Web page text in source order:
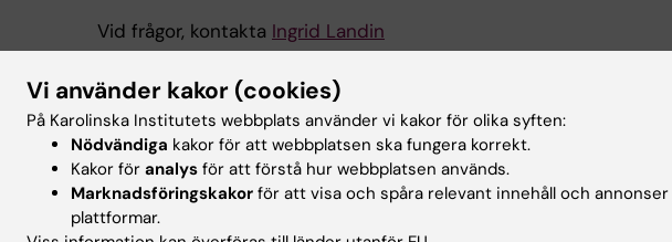
Vid frågor, kontakta Ingrid Landin
Grundutbildning i Acceptance and
commitment therapy, 7,5 hp
Detta är en kvalitetsgranskad ACT-utbildning för dig som arbetar
med psykologisk behandling. Du får träna dina färdigheter och
Vi använder kakor (cookies)
På Karolinska Institutets webbplats använder vi kakor för olika syften:
Nödvändiga kakor för att webbplatsen ska fungera korrekt.
Kakor för analys för att förstå hur webbplatsen används.
Marknadsföringskakor för att visa och spåra relevant innehåll och
plattformar.